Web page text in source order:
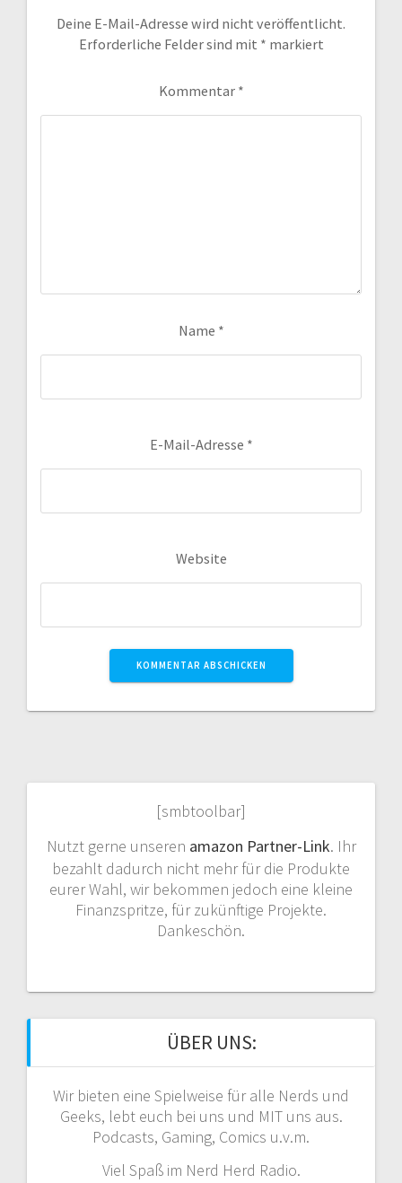
Deine E-Mail-Adresse wird nicht veröffentlicht.
Erforderliche Felder sind mit * markiert
Kommentar *
Name *
E-Mail-Adresse *
Website
[smbtoolbar]
Nutzt gerne unseren amazon Partner-Link. Ihr
bezahlt dadurch nicht mehr für die Produkte
eurer Wahl, wir bekommen jedoch eine kleine
Finanzspritze, für zukünftige Projekte.
Dankeschön.
ÜBER UNS:
Wir bieten eine Spielweise für alle Nerds und
Geeks, lebt euch bei uns und MIT uns aus.
Podcasts, Gaming, Comics u.v.m.
Viel Spaß im Nerd Herd Radio.